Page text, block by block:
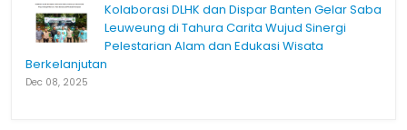
Kolaborasi DLHK dan Dispar Banten Gelar Saba
Leuweung di Tahura Carita Wujud Sinergi
Pelestarian Alam dan Edukasi Wisata
Berkelanjutan
Dec 08, 2025